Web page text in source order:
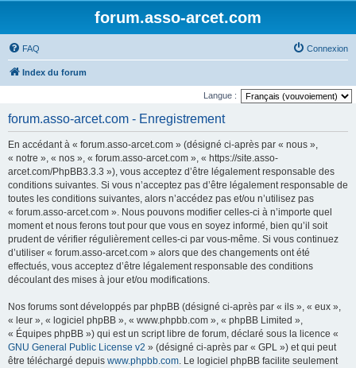
forum.asso-arcet.com
FAQ Connexion
Index du forum
Langue :
forum.asso-arcet.com - Enregistrement
En accédant à « forum.asso-arcet.com » (désigné ci-après par « nous »,
« notre », « nos », « forum.asso-arcet.com », « https://site.asso-
arcet.com/PhpBB3.3.3 »), vous acceptez d’être légalement responsable des
conditions suivantes. Si vous n’acceptez pas d’être légalement responsable de
toutes les conditions suivantes, alors n’accédez pas et/ou n’utilisez pas
« forum.asso-arcet.com ». Nous pouvons modifier celles-ci à n’importe quel
moment et nous ferons tout pour que vous en soyez informé, bien qu’il soit
prudent de vérifier régulièrement celles-ci par vous-même. Si vous continuez
d’utiliser « forum.asso-arcet.com » alors que des changements ont été
effectués, vous acceptez d’être légalement responsable des conditions
découlant des mises à jour et/ou modifications.
Nos forums sont développés par phpBB (désigné ci-après par « ils », « eux »,
« leur », « logiciel phpBB », « www.phpbb.com », « phpBB Limited »,
« Équipes phpBB ») qui est un script libre de forum, déclaré sous la licence «
GNU General Public License v2 » (désigné ci-après par « GPL ») et qui peut
être téléchargé depuis www.phpbb.com. Le logiciel phpBB facilite seulement